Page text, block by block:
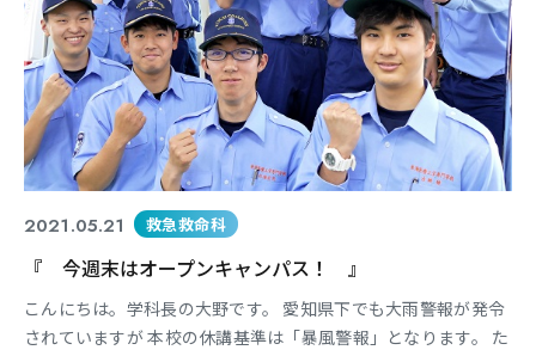
2021.05.21 救急救命科
『 今週末はオープンキャンパス！ 』
こんにちは。学科長の大野です。 愛知県下でも大雨警報が発令
されていますが 本校の休講基準は「暴風警報」となります。 た
東海医療科学
専門学校
東海医療工学
専門学校
東海医療科学
専門学校
東海医療工学
専門学校
東海医療科学
専門学校
東海医療工学
専門学校
東海医療科学
専門学校
東海医療工学
専門学校